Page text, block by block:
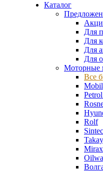
Каталог
Для
Для
Для
Для
Моторные
Все
Mobil
Rolf
Sintec
Mirax